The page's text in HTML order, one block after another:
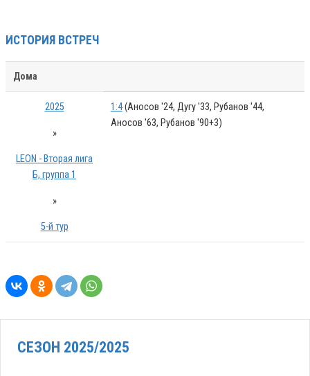
ИСТОРИЯ ВСТРЕЧ
Дома
2025
»
LEON - Вторая лига
Б, группа 1
»
5-й тур
1:4(Аносов '24, Дугу '33, Рубанов '44,
Аносов '63, Рубанов '90+3)
СЕЗОН 2025/2025